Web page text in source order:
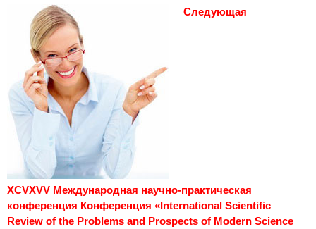
Следующая
XCVXVV Международная научно-практическая
конференция Конференция «International Scientific
Review of the Problems and Prospects of Modern Science